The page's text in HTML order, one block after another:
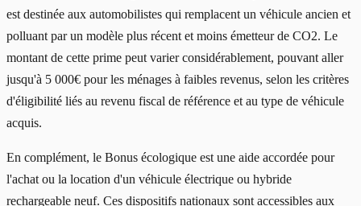
est destinée aux automobilistes qui remplacent un véhicule ancien et
polluant par un modèle plus récent et moins émetteur de CO2. Le
montant de cette prime peut varier considérablement, pouvant aller
jusqu'à 5 000€ pour les ménages à faibles revenus, selon les critères
d'éligibilité liés au revenu fiscal de référence et au type de véhicule
acquis.
En complément, le Bonus écologique est une aide accordée pour
l'achat ou la location d'un véhicule électrique ou hybride
rechargeable neuf. Ces dispositifs nationaux sont accessibles aux